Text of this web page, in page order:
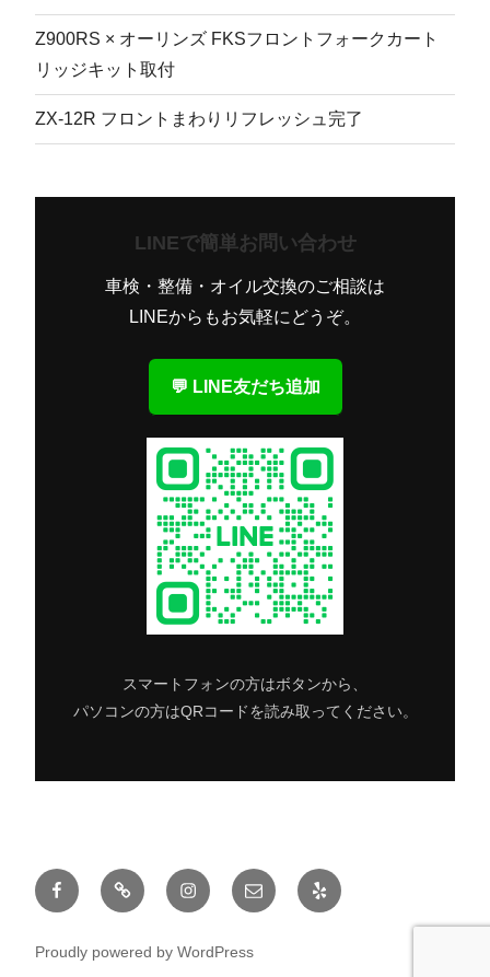
Z900RS × オーリンズ FKSフロントフォークカート
リッジキット取付
ZX-12R フロントまわりリフレッシュ完了
LINEで簡単お問い合わせ
車検・整備・オイル交換のご相談は
LINEからもお気軽にどうぞ。
💬 LINE友だち追加
スマートフォンの方はボタンから、
パソコンの方はQRコードを読み取ってください。
FacebookTwitter Instagramメ
ー
Yelp
Proudly powered by WordPress